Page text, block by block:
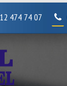
474 74 07